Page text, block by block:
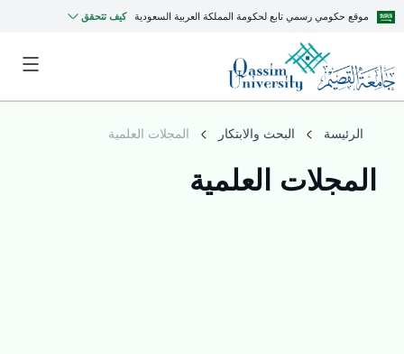
موقع حكومي رسمي تابع لحكومة المملكة العربية السعودية كيف تتحقق
الرئيسة البحث والابتكار المجلات العلمية
المجلات العلمية